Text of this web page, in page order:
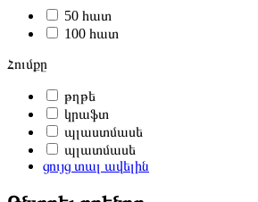
50 հատ
100 հատ
Հումքը
թղթե
կրաֆտ
պլաստմասե
պլատմասե
ցույց տալ ավելին